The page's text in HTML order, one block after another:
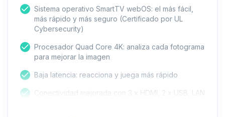
Sistema operativo SmartTV webOS: el más fácil,
más rápido y más seguro (Certificado por UL
Cybersecurity)
Procesador Quad Core 4K: analiza cada fotograma
para mejorar la imagen
Baja latencia: reacciona y juega más rápido
Conectividad mejorada con 3 x HDMI, 2 x USB, LAN